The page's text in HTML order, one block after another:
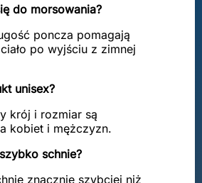
do morsowania?
poncza pomagają
po wyjściu z zimnej
unisex?
krój i rozmiar są
kobiet i mężczyzn.
schnie?
znacznie szybciej niż